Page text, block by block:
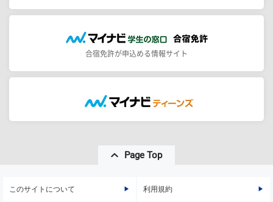
合宿免許が申込める情報サイト
Page Top
このサイトについて 利用規約